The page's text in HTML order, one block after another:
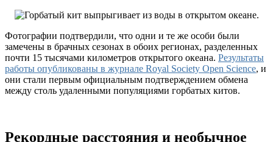
Фотографии подтвердили, что одни и те же особи были
замечены в брачных сезонах в обоих регионах, разделенных
почти 15 тысячами километров открытого океана. Результаты
работы опубликованы в журнале Royal Society Open Science, и
они стали первым официальным подтверждением обмена
между столь удаленными популяциями горбатых китов.
Рекордные расстояния и необычное